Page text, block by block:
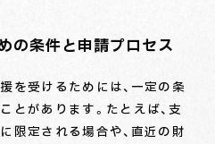
の条件と申請プロセス
を受けるためには、一定の条
とがあります。たとえば、支
限定される場合や、直近の財